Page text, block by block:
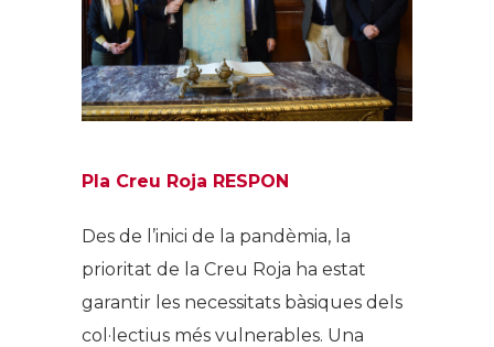
Pla Creu Roja RESPON
Des de l’inici de la pandèmia, la
prioritat de la Creu Roja ha estat
garantir les necessitats bàsiques dels
col·lectius més vulnerables. Una